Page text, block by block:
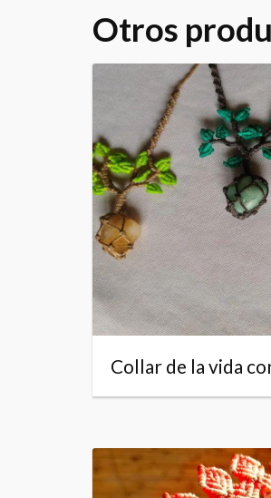
Otros
Collar de la vida